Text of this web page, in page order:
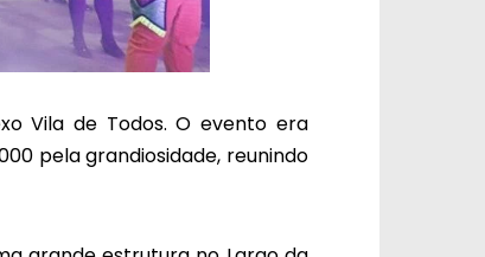
Vila de Todos. O evento era
pela grandiosidade, reunindo